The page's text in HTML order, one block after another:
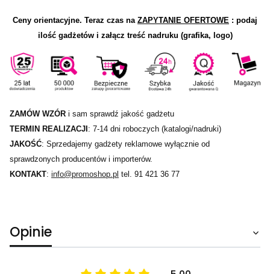
Ceny orientacyjne. Teraz czas na ZAPYTANIE OFERTOWE : podaj
ilość gadżetów i załącz treść nadruku (grafika, logo)
ZAMÓW WZÓR i sam sprawdź jakość gadżetu
TERMIN REALIZACJI : 7-14 dni roboczych (katalogi/nadruki)
JAKOŚĆ: Sprzedajemy gadżety reklamowe wyłącznie od
sprawdzonych producentów i importerów.
KONTAKT: info@promoshop.pl tel. 91 421 36 77
Opinie